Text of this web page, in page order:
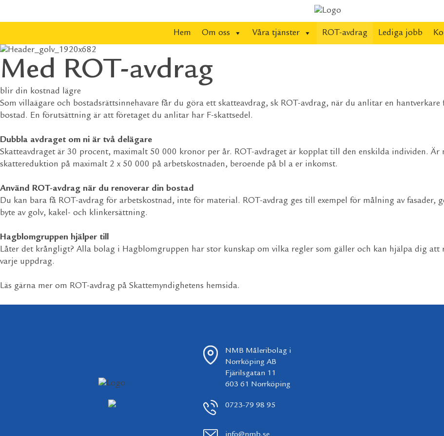
Hem Om oss Våra tjänster ROT-avdrag Lediga jobb
Med ROT-avdrag
blir din kostnad lägre
Som villaägare och bostadsrättsinnehavare får du göra ett skatteavdrag, sk ROT-avdrag, när du anlitar en
bostad. En förutsättning är att företaget du anlitar har F-skattsedel.
Dubbla avdraget om ni är två delägare
Skatteavdraget är 30 procent, maximalt 50 000 kronor per år. ROT-avdraget är kopplat till den enskilda individen.
skattereduktion på maximalt 2 x 50 000 på arbetskostnaden, beroende på bl a er inkomst.
Använd ROT-avdrag när du renoverar din bostad
Du kan bara få ROT-avdrag för arbetskostnad, inte för material. ROT-avdrag ges till exempel för målning av fasader,
byte av golv, kakel- och klinkersättning.
Hagblomgruppen hjälper till
Låter det krångligt? Alla bolag i Hagblomgruppen har stor kunskap om vilka regler som gäller och kan hjälpa dig
varje uppdrag.
Läs gärna mer om ROT-avdrag på Skattemyndighetens hemsida.
NMB Måleribolag i
Norrköping AB
Fjärilsgatan 11
603 61 Norrköping
0723-79 98 95